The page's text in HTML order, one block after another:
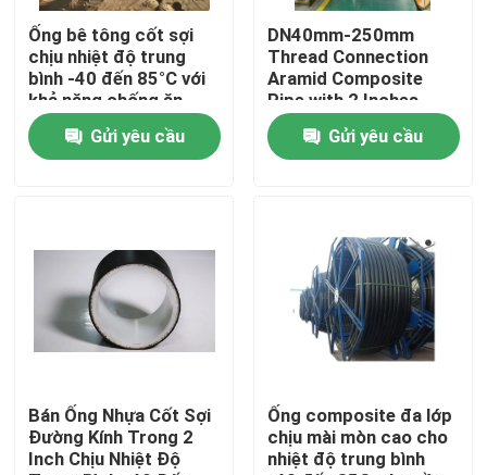
Hướng dẫn VR
Tham quan nhà máy
Ống bê tông cốt sợi
chịu nhiệt độ trung
bình -40 đến 85°C với
khả năng chống ăn
mòn tuyệt vời
Gửi yêu cầu
DN40mm-250mm
Thread Connection
Aramid Composite
Pipe with 2 Inches
Inner Diameter Flange
Gửi yêu cầu
Bán Ống Nhựa Cốt Sợi
Đường Kính Trong 2
Inch Chịu Nhiệt Độ
Ống composite đa lớp
chịu mài mòn cao cho
nhiệt độ trung bình